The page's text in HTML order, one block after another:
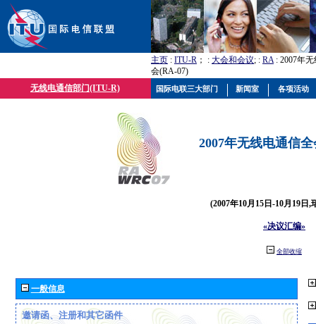
主页 : ITU-R ； : 大会和会议; : RA: 2007年
会(RA-07)
无线电通信部门(ITU-R)
2007年无线电通信
(2007年10月15日-10月19日,
«决议汇编»
全部收缩
一般信息
邀请函、注册和其它函件
国际电联三大部门 新闻室 各项活动